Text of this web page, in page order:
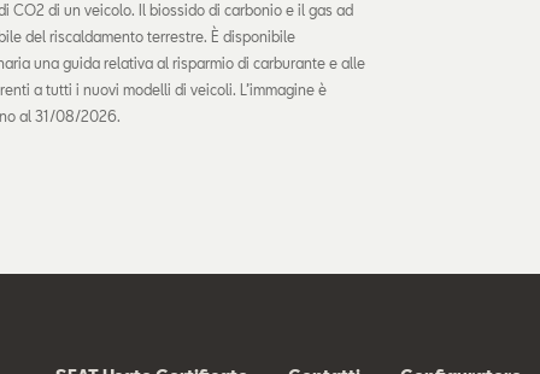
CO2 di un veicolo. Il biossido di carbonio e il gas ad
del riscaldamento terrestre. È disponibile
una guida relativa al risparmio di carburante e alle
a tutti i nuovi modelli di veicoli. L’immagine è
al 31/08/2026.